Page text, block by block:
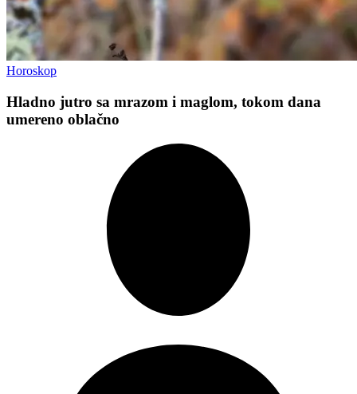
Horoskop
Hladno jutro sa mrazom i maglom, tokom dana
umereno oblačno